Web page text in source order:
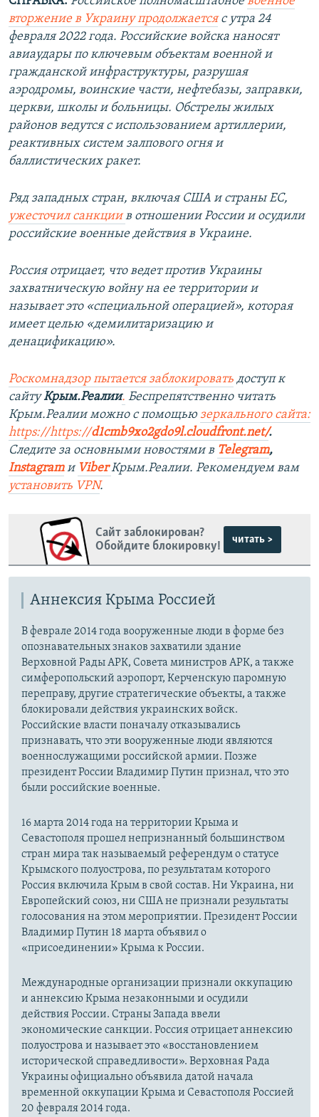
вторжение в Украину продолжаетсяс утра 24
февраля 2022 года. Российские войска наносят
авиаудары по ключевым объектам военной и
гражданской инфраструктуры, разрушая
аэродромы, воинские части, нефтебазы, заправки,
церкви, школы и больницы. Обстрелы жилых
районов ведутся с использованием артиллерии,
реактивных систем залпового огня и
баллистических ракет.
Ряд западных стран, включая США и страны ЕС,
ужесточил санкциив отношении России и осудили
российские военные действия в Украине.
Россия отрицает, что ведет против Украины
захватническую войну на ее территории и
называет это «специальной операцией», которая
имеет целью «демилитаризацию и
денацификацию».
Роскомнадзор пытается заблокировать доступ к
сайтуКрым.Реалии. Беспрепятственно читать
Крым.Реалии можно с помощью зеркального сайта:
https://https://d1cmb9xo2gdo9l.cloudfront.net/.
Следите за основными новостями в Telegram,
Instagramи Viber Крым.Реалии. Рекомендуем вам
установить VPN.
Сайт заблокирован?
Обойдите блокировку!
читать >
Аннексия Крыма Россией
В феврале 2014 года вооруженные люди в форме без
опознавательных знаков захватили здание
Верховной Рады АРК, Совета министров АРК, а также
симферопольский аэропорт, Керченскую паромную
переправу, другие стратегические объекты, а также
блокировали действия украинских войск.
Российские власти поначалу отказывались
признавать, что эти вооруженные люди являются
военнослужащими российской армии. Позже
президент России Владимир Путин признал, что это
были российские военные.
16 марта 2014 года на территории Крыма и
Севастополя прошел непризнанный большинством
стран мира так называемый референдум о статусе
Крымского полуострова, по результатам которого
Россия включила Крым в свой состав. Ни Украина, ни
Европейский союз, ни США не признали результаты
голосования на этом мероприятии. Президент России
Владимир Путин 18 марта объявил о
«присоединении» Крыма к России.
Международные организации признали оккупацию
и аннексию Крыма незаконными и осудили
действия России. Страны Запада ввели
экономические санкции. Россия отрицает аннексию
полуострова и называет это «восстановлением
исторической справедливости». Верховная Рада
Украины официально объявила датой начала
временной оккупации Крыма и Севастополя Россией
20 февраля 2014 года.